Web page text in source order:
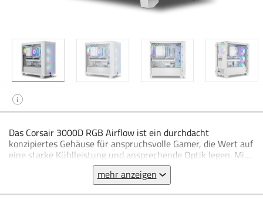
i
Das Corsair 3000D RGB Airflow ist ein durchdacht
konzipiertes Gehäuse für anspruchsvolle Gamer, die Wert auf
eine starke Kühlleistung und ansprechende Optik legen. Mit
seinem luftdurchlässigen Frontpanel sorgt das Gehäuse für
eine optimale Frischluftzufuhr und ist damit ideal geeignet
für leistungsstarke Gaming-Systeme. Im Lieferumfang sind
mehr anzeigen